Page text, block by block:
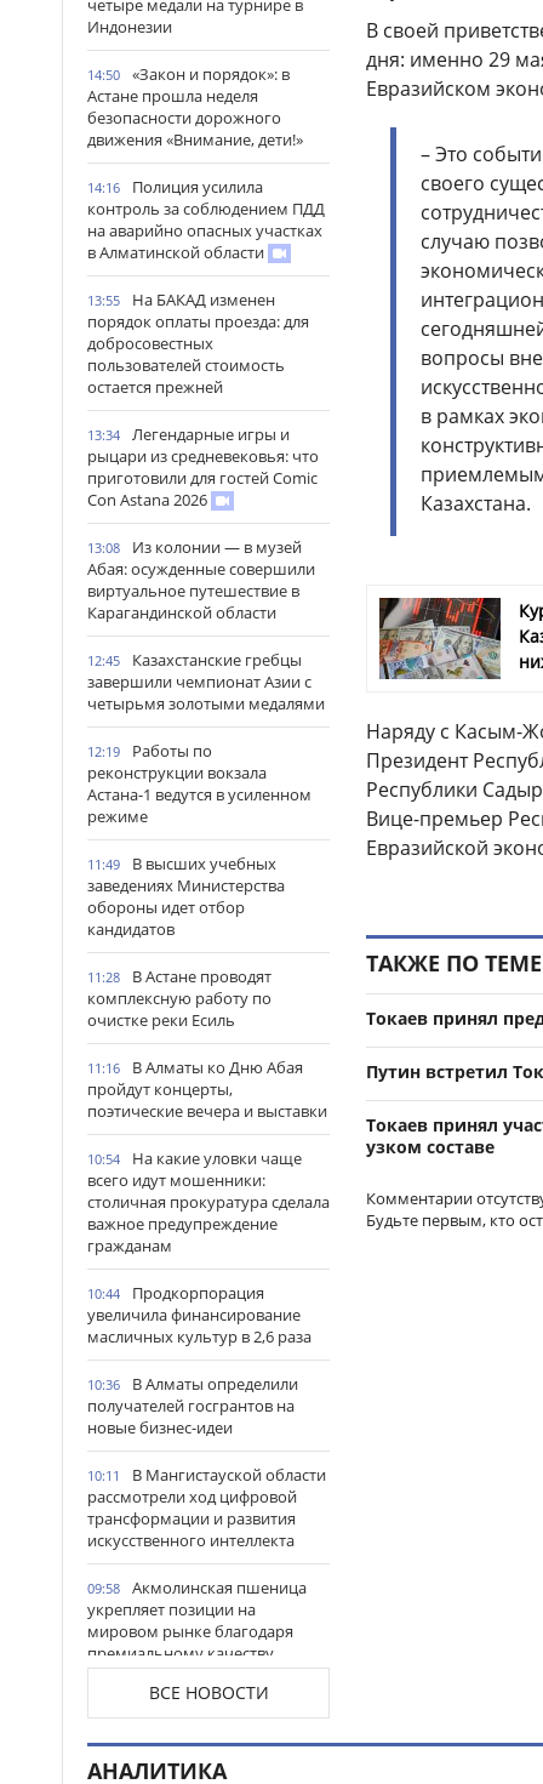
четыре медали на турнире в
Индонезии
14:50
«Закон и порядок»: в
Астане прошла неделя
безопасности дорожного
движения «Внимание, дети!»
14:16
Полиция усилила
контроль за соблюдением ПДД
на аварийно опасных участках
в Алматинской области
13:55
На БАКАД изменен
порядок оплаты проезда: для
добросовестных
пользователей стоимость
остается прежней
13:34
Легендарные игры и
рыцари из средневековья: что
приготовили для гостей Comic
Con Astana 2026
13:08
Из колонии — в музей
Абая: осужденные совершили
виртуальное путешествие в
Карагандинской области
12:45
Казахстанские гребцы
завершили чемпионат Азии с
четырьмя золотыми медалями
12:19
Работы по
реконструкции вокзала
Астана-1 ведутся в усиленном
режиме
11:49
В высших учебных
заведениях Министерства
обороны идет отбор
кандидатов
11:28
В Астане проводят
комплексную работу по
очистке реки Есиль
11:16
В Алматы ко Дню Абая
пройдут концерты,
поэтические вечера и выставки
10:54
На какие уловки чаще
всего идут мошенники:
столичная прокуратура сделала
важное предупреждение
гражданам
10:44
Продкорпорация
увеличила финансирование
масличных культур в 2,6 раза
10:36
В Алматы определили
получателей госгрантов на
новые бизнес-идеи
10:11
В Мангистауской области
рассмотрели ход цифровой
трансформации и развития
искусственного интеллекта
09:58
Акмолинская пшеница
укрепляет позиции на
мировом рынке благодаря
премиальному качеству
В Костанайской области
состоялось открытие
обновленного вокзала
Аркалыка
ВСЕ НОВОСТИ
В своей
дня: именно 29
Евразийском
– Это
своего
случаю
вопросы
в рамках
Казахстана.
Наряду с Касым-
Президент
Республики
Вице-премьер
Евразийской
ТАКЖЕ ПО ТЕМЕ
Токаев принял
Путин встретил
Токаев принял
узком составе
Комментарии
Будьте первым, кто
АНАЛИТИКА